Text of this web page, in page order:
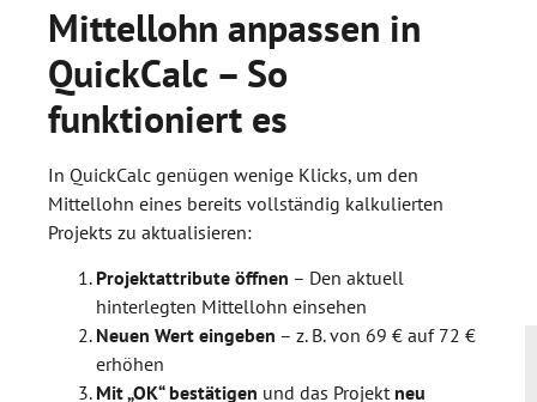
Mittellohn anpassen in
QuickCalc – So
funktioniert es
In QuickCalc genügen wenige Klicks, um den
Mittellohn eines bereits vollständig kalkulierten
Projekts zu aktualisieren:
Projektattribute öffnen – Den aktuell
hinterlegten Mittellohn einsehen
Neuen Wert eingeben – z. B. von 69 € auf 72 €
erhöhen
Mit „OK“ bestätigen und das Projekt neu